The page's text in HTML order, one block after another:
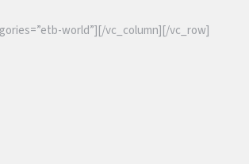
world”][/vc_column][/vc_row]